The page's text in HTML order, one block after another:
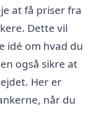
at få priser fra
Dette vil
idé om hvad du
også sikre at
Her er
når du